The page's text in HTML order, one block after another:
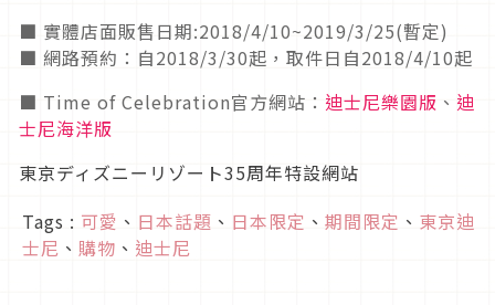
■ 實體店面販售日期:2018/4/10~2019/3/25(暫定)
■ 網路預約：自2018/3/30起，取件日自2018/4/10起
■ Time of Celebration官方網站： 迪士尼樂園版 、 迪
士尼海洋版
東京ディズニーリゾート35周年特設網站
Tags : 可愛 、 日本話題 、 日本限定 、 期間限定 、 東京迪
士尼 、 購物 、 迪士尼